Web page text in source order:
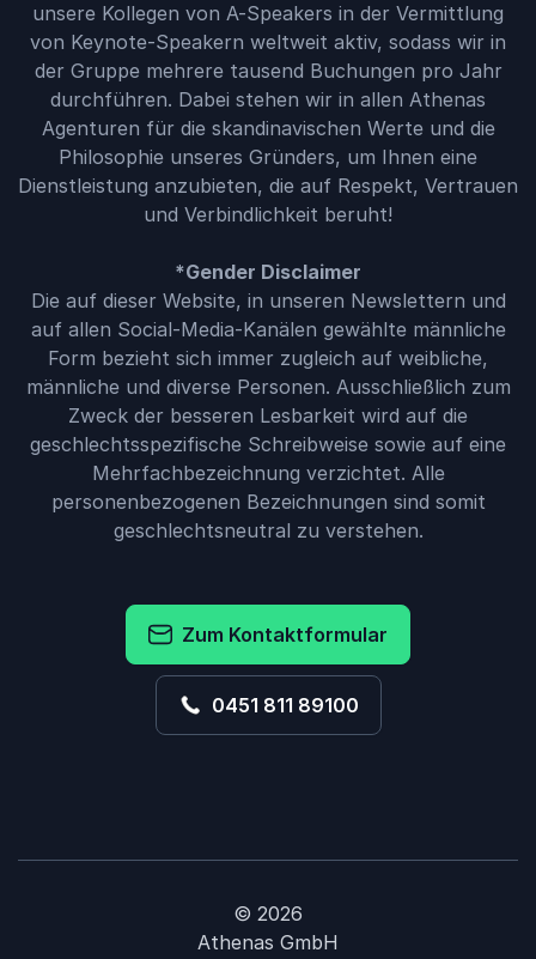
unsere Kollegen von A-Speakers in der Vermittlung
von Keynote-Speakern weltweit aktiv, sodass wir in
der Gruppe mehrere tausend Buchungen pro Jahr
durchführen. Dabei stehen wir in allen Athenas
Agenturen für die skandinavischen Werte und die
Philosophie unseres Gründers, um Ihnen eine
Dienstleistung anzubieten, die auf Respekt, Vertrauen
und Verbindlichkeit beruht!
*Gender Disclaimer
Die auf dieser Website, in unseren Newslettern und
auf allen Social-Media-Kanälen gewählte männliche
Form bezieht sich immer zugleich auf weibliche,
männliche und diverse Personen. Ausschließlich zum
Zweck der besseren Lesbarkeit wird auf die
geschlechtsspezifische Schreibweise sowie auf eine
Mehrfachbezeichnung verzichtet. Alle
personenbezogenen Bezeichnungen sind somit
geschlechtsneutral zu verstehen.
Zum Kontaktformular
0451 811 89100
© 2026
Athenas GmbH